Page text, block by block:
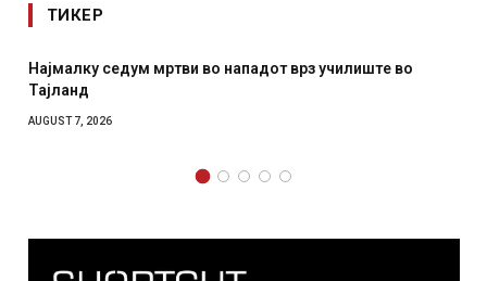
ТИКЕР
во
СОЗИС: Украинците повеќе им веруваат на